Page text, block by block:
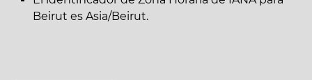
Beirut es Asia/Beirut.